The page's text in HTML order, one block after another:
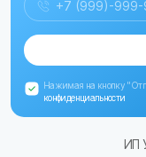
Нажимая на кнопку
конфиденциальности
ИП